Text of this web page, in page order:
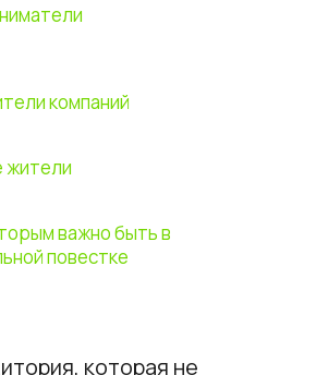
компаний
жители
важно быть в
повестке
которая не